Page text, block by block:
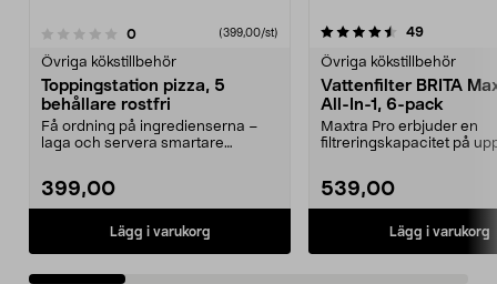
0recensioner (399,00/st)
Övriga kökstillbehör
Toppingstation pizza, 5
behållare rostfri
Få ordning på ingredienserna –
laga och servera smartare
399,00
Lägg i varukorg
4.5 av 5 stjärnor 49recensioner
Övriga kökstillbehör
Vattenfilter BRITA
All-In-1, 6-pack
Maxtra Pro erbjuder en
filtreringskapacitet på
539,00
Lägg i varukorg
4.5 av 5 stjärnor